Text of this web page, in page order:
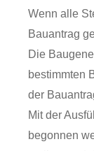
Wenn alle
Bauantrag
Die
bestimmten
der
Mit der
begonnen